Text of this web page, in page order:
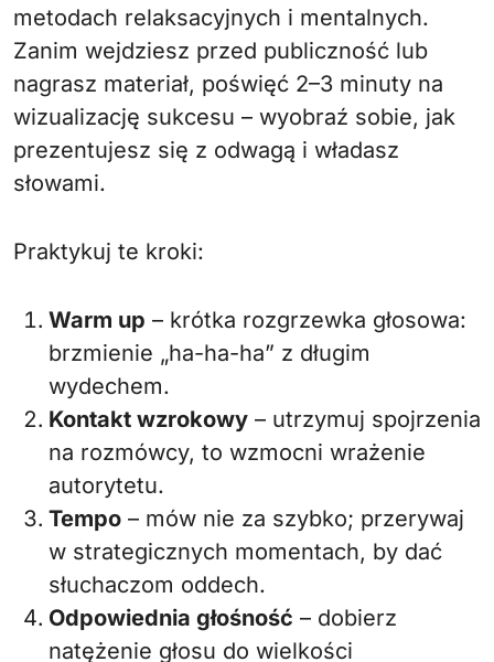
metodach relaksacyjnych i mentalnych.
Zanim wejdziesz przed publiczność lub
nagrasz materiał, poświęć 2–3 minuty na
wizualizację sukcesu – wyobraź sobie, jak
prezentujesz się z odwagą i władasz
słowami.
Praktykuj te kroki:
Warm up – krótka rozgrzewka głosowa:
brzmienie „ha-ha-ha” z długim
wydechem.
Kontakt wzrokowy – utrzymuj spojrzenia
na rozmówcy, to wzmocni wrażenie
autorytetu.
Tempo – mów nie za szybko; przerywaj
w strategicznych momentach, by dać
słuchaczom oddech.
Odpowiednia głośność – dobierz
natężenie głosu do wielkości